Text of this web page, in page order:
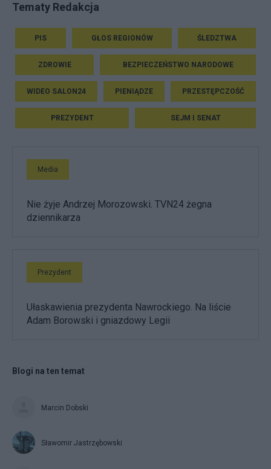
Tematy Redakcja
PIS GŁOS REGIONÓW ŚLEDZTWA
ZDROWIE BEZPIECZEŃSTWO NARODOWE
WIDEO SALON24 PIENIĄDZE PRZESTĘPCZOŚĆ
PREZYDENT SEJM I SENAT
Media
Nie żyje Andrzej Morozowski. TVN24 żegna
dziennikarza
Prezydent
Ułaskawienia prezydenta Nawrockiego. Na liście
Adam Borowski i gniazdowy Legii
Blogi na ten temat
Marcin Dobski
Sławomir Jastrzębowski